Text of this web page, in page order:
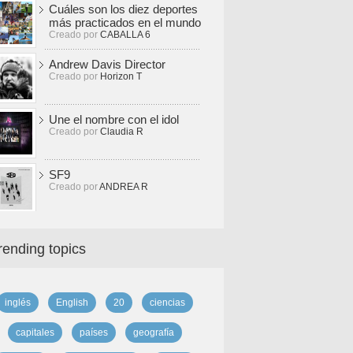
Cuáles son los diez deportes
más practicados en el mundo
Creado por CABALLA 6
Andrew Davis Director
Creado por Horizon T
Une el nombre con el idol
Creado por Claudia R
SF9
Creado porANDREA R
topics
inglés English 20 ciencias
capitales países geografía